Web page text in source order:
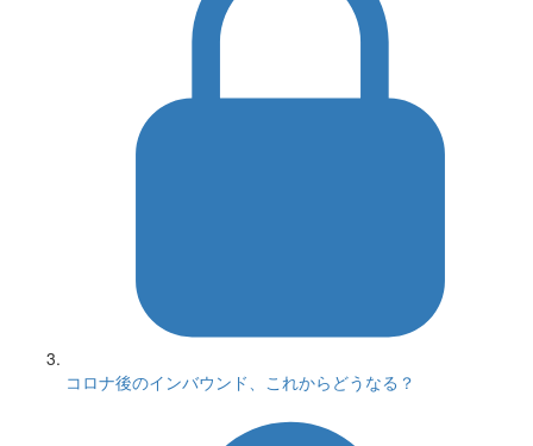
コロナ後のインバウンド、これからどうなる？